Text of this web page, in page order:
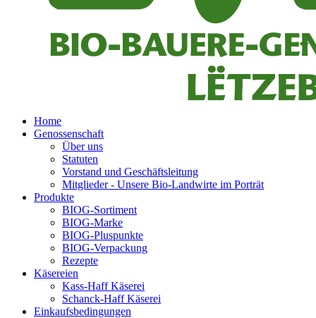
Home
Genossenschaft
Über uns
Statuten
Vorstand und Geschäftsleitung
Mitglieder - Unsere Bio-Landwirte im Porträt
Produkte
BIOG-Sortiment
BIOG-Marke
BIOG-Pluspunkte
BIOG-Verpackung
Rezepte
Käsereien
Kass-Haff Käserei
Schanck-Haff Käserei
Einkaufsbedingungen